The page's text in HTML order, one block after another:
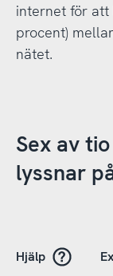
internet för att
procent)
nätet.
Sex av
lyssnar
Hjälp